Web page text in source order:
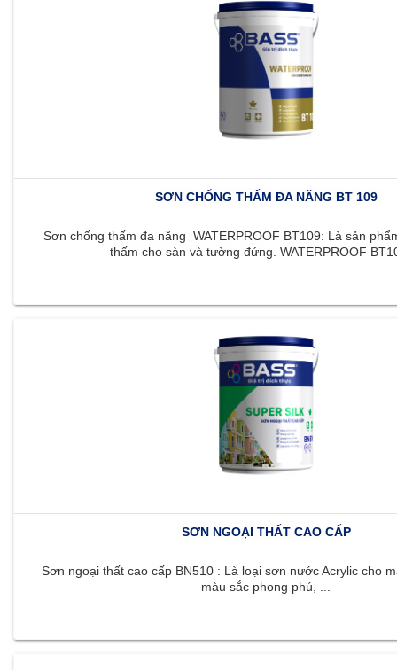
SƠN CHỐNG THẤM ĐA NĂNG BT 109
Sơn chống thấm đa năng WATERPROOF BT109: Là sản
thấm cho sàn và tường đứng. WATERPROOF
SƠN NGOẠI THẤT CAO CẤP
Sơn ngoại thất cao cấp BN510 : Là loại sơn nước Acrylic cho
màu sắc phong phú, ...